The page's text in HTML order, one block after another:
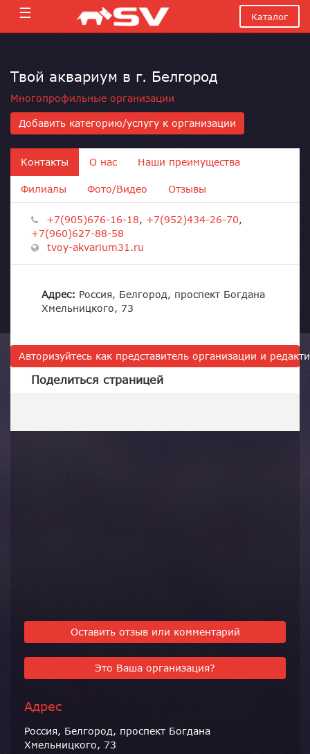
☰ Каталог
Твой аквариум в г. Белгород
Многопрофильные организации
Добавить категорию/услугу к организации
Контакты О нас Наши преимущества
Филиалы Фото/Видео Отзывы
+7(905)676-16-18, +7(952)434-26-70,
+7(960)627-88-58
tvoy-akvarium31.ru
Адрес: Россия, Белгород, проспект Богдана
Хмельницкого, 73
Авторизуйтесь как представитель организации и
Поделиться страницей
Оставить отзыв или комментарий
Это Ваша организация?
Адрес
Россия, Белгород, проспект Богдана
Хмельницкого, 73